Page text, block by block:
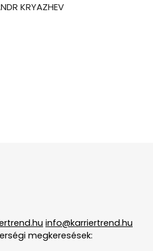
KRYAZHEV
info@karriertrend.hu
megkeresések: